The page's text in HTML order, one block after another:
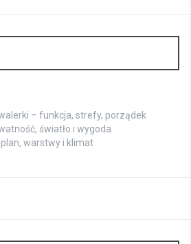
– funkcja, strefy, porządek
światło i wygoda
warstwy i klimat